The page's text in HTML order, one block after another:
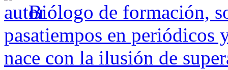
Biólogo de formación,
pasatiempos en periódicos
nace con la ilusión de